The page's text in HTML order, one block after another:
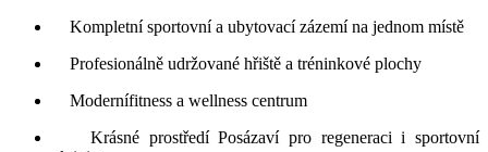
Kompletní sportovní a ubytovací zázemí na jednom místě
Profesionálně udržované hřiště a tréninkové plochy
Modernífitness a wellness centrum
Krásné prostředí Posázaví pro regeneraci i sportovní